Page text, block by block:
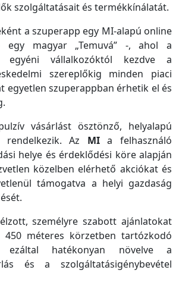
szolgáltatásait és termékkínálatát.
a szuperapp egy MI-alapú online
magyar „Temuvá” -, ahol a
egyéni vállalkozóktól kezdve a
szereplőkig minden piaci
egyetlen szuperappban érhetik el és
vásárlást ösztönző, helyalapú
rendelkezik. Az MIa felhasználó
helye és érdeklődési köre alapján
közelben elérhető akciókat és
támogatva a helyi gazdaság
személyre szabott ajánlatokat
méteres körzetben tartózkodó
ezáltal hatékonyan növelve a
és a szolgáltatásigénybevétel